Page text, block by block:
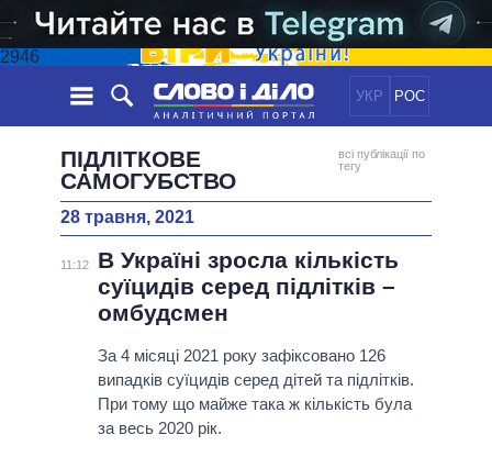
2946
УКР РОС
СТРІЧКА
ПОДІЇ
СТАТТІ
ДУМКИ
ДАЙДЖЕСТИ
ПОЛІТИКА
ЕКОНОМІКА
СУСПІЛЬСТВО
СВІТ
ОБIЦЯНКИ
ПОЛIТИКИ
УСІ ПОЛІТИКИ
ВЕРХОВНА РАДА
КАБІНЕТ МІНІСТРІВ
ГОЛОВИ ОБЛАДМІНІСТРАЦІЙ
ІНФОГРАФІКА
ВІДЕО
ПІДТРИМАТИ
ПІДЛІТКОВЕ
САМОГУБСТВО
всі публікації по
тегу
28 травня, 2021
11:12
В Україні зросла кількість
суїцидів серед підлітків –
омбудсмен
За 4 місяці 2021 року зафіксовано 126
випадків суїцидів серед дітей та підлітків.
При тому що майже така ж кількість була
за весь 2020 рік.